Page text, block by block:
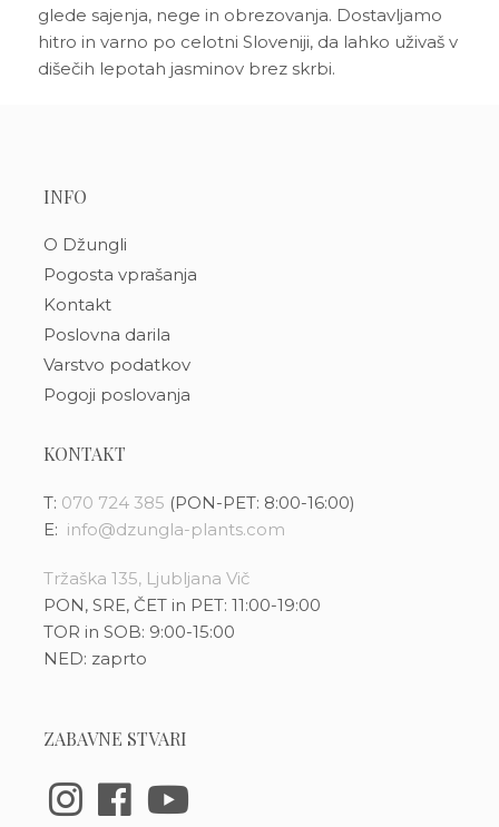
glede sajenja, nege in obrezovanja. Dostavljamo
hitro in varno po celotni Sloveniji, da lahko uživaš v
dišečih lepotah jasminov brez skrbi.
INFO
O Džungli
Pogosta vprašanja
Kontakt
Poslovna darila
Varstvo podatkov
Pogoji poslovanja
KONTAKT
T: 070 724 385 (PON-PET: 8:00-16:00)
E: info@dzungla-plants.com
Tržaška 135, Ljubljana Vič
PON, SRE, ČET in PET: 11:00-19:00
TOR in SOB: 9:00-15:00
NED: zaprto
ZABAVNE STVARI